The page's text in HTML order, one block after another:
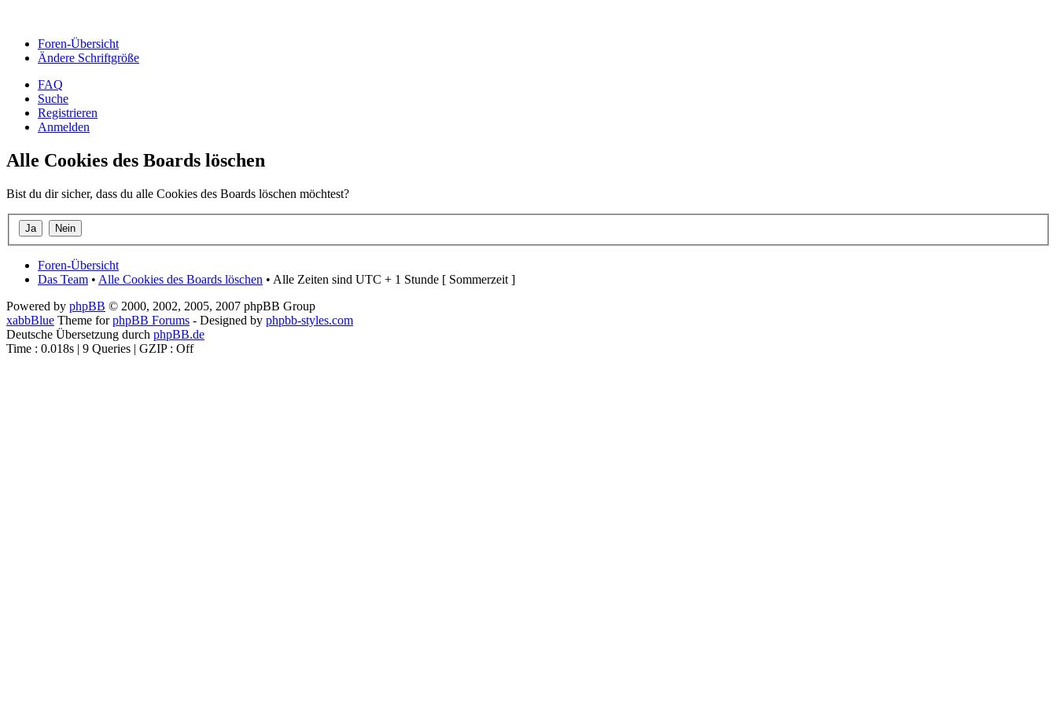
Foren-Übersicht
Ändere Schriftgröße
FAQ
Suche
Registrieren
Anmelden
Alle Cookies des Boards löschen
Bist du dir sicher, dass du alle Cookies des Boards löschen möchtest?
Foren-Übersicht
Das Team • Alle Cookies des Boards löschen • Alle Zeiten sind UTC + 1 Stunde [ Sommerzeit ]
Powered by phpBB © 2000, 2002, 2005, 2007 phpBB Group
xabbBlue Theme forphpBB Forums - Designed by phpbb-styles.com
Deutsche Übersetzung durch phpBB.de
Time : 0.018s | 9 Queries | GZIP : Off